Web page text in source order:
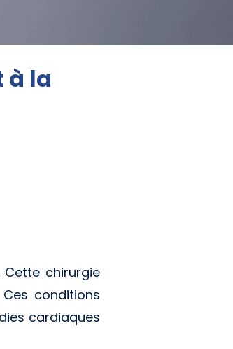
à la
chirurgie
conditions
cardiaques